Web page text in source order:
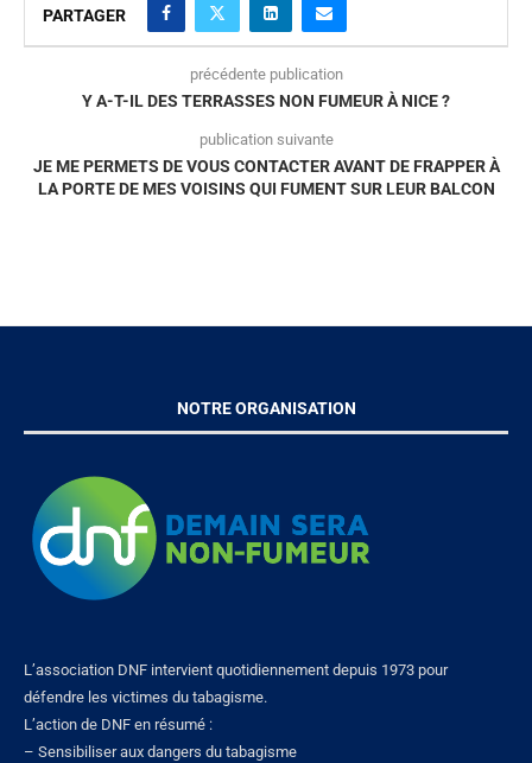
PARTAGER
précédente publication
Y A-T-IL DES TERRASSES NON FUMEUR À NICE ?
publication suivante
JE ME PERMETS DE VOUS CONTACTER AVANT DE FRAPPER À
LA PORTE DE MES VOISINS QUI FUMENT SUR LEUR BALCON
NOTRE ORGANISATION
L’association DNF intervient quotidiennement depuis 1973 pour
défendre les victimes du tabagisme.
L’action de DNF en résumé :
– Sensibiliser aux dangers du tabagisme